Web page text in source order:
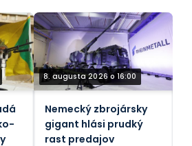
8. augusta 2026 o 16:00
Nemecký zbrojársky
gigant hlási prudký
rast predajov